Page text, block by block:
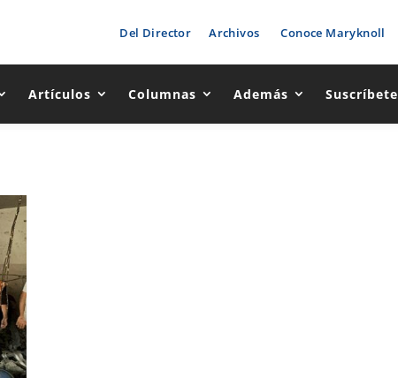
Del Director Archivos Conoce Maryknoll
Artículos Columnas Además Suscríbete